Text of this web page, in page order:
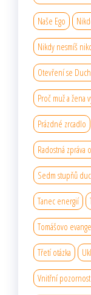
Naše Ego
Nikdy nesmíš
Otevření se
Proč muž a žena
Prázdné zrcadlo
Radostná zpráva
Sedm stupňů
Tanec energií
Tomášovo
Třetí otázka
Vnitřní